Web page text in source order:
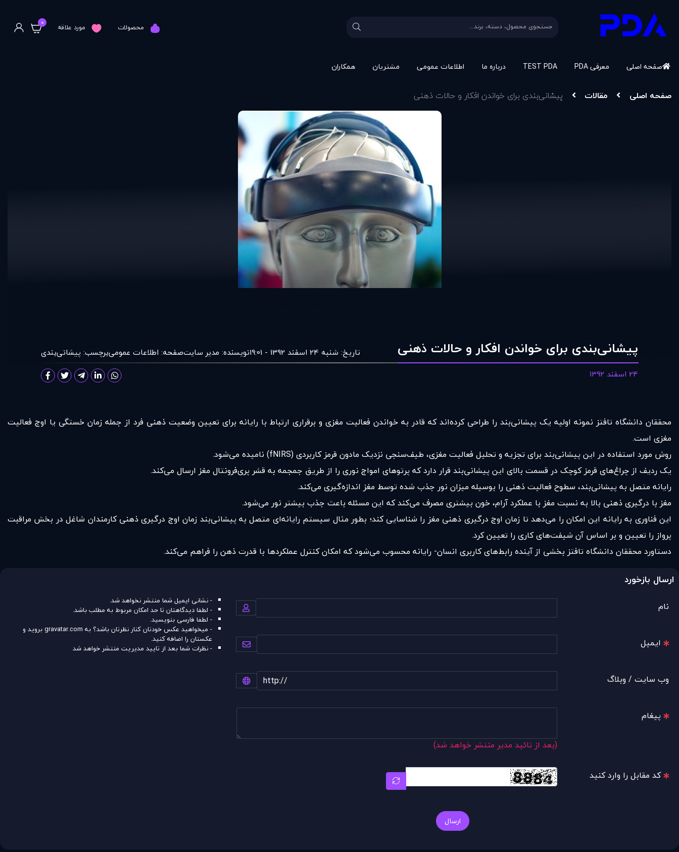
محصولات مورد علاقه 0
صفحه اصلی معرفی PDA TEST PDA درباره ما اطلاعات عمومی مشتريان همکاران
صفحه اصلی مقالات پیشانی‌بندی برای خواندن افکار و حالات ذهنی
پیشانی‌بندی برای خواندن افکار و حالات ذهنی تاریخ: شنبه 24 اسفند 1392 - 19:01 نویسنده: مدير سايتصفحه: اطلاعات عمومیبرچسب: پیشانی‌بندی
24 اسفند 1392
محققان دانشگاه تافتز نمونه اولیه‌ یک پیشانی‌بند را طراحی کرده‌اند که قادر به خواندن فعالیت مغزی و برقراری ارتباط با رایانه برای تعیین وضعیت ذهنی فرد از جمله زمان خستگی یا اوج فعالیت
مغزی است.
روش مورد استفاده در این پیشانی‌بند برای تجزیه و تحلیل فعالیت مغزی، طیف‌سنجی نزدیک مادون قرمز کاربردی (fNIRS) نامیده می‌شود.
یک ردیف از چراغ‌های قرمز کوچک در قسمت بالای این پیشانی‌بند قرار دارد که پرتوهای امواج نوری را از طریق جمجمه به قشر پری‌فرونتال مغز ارسال می‌کند.
رایانه متصل به پیشانی‌بند، سطوح فعالیت ذهنی را بوسیله میزان نور جذب شده توسط مغز اندازه‌گیری می‌کند.
مغز با درگیری ذهنی بالا به نسبت مغز با عملکرد آرام، خون بیشتری مصرف می‌کند که این مسئله باعث جذب بیشتر نور می‌شود.
این فناوری به رایانه این امکان را می‌دهد تا زمان اوج درگیری ذهنی مغز را شناسایی کند؛ بطور مثال سیستم رایانه‌ای متصل به پیشانی‌بند زمان اوج درگیری ذهنی کارمندان شاغل در بخش مراقبت
پرواز را تعیین و بر اساس آن شیفت‌های کاری را تعیین کرد.
دستاورد محققان دانشگاه تافتز بخشی از آینده رابط‌های کاربری انسان- رایانه محسوب می‌شود که امکان کنترل عملکرد‌ها با قدرت ذهن را فراهم می‌کند.
ارسال بازخورد
نام
ایمیل
وب سایت / وبلاگ
پیغام
(بعد از تائید مدیر منتشر خواهد شد)
کد مقابل را وارد کنید
ارسال
- نشانی ایمیل شما منتشر نخواهد شد.
- لطفا دیدگاهتان تا حد امکان مربوط به مطلب باشد.
- لطفا فارسی بنویسید.
- میخواهید عکس خودتان کنار نظرتان باشد؟ به gravatar.comبروید و
عکستان را اضافه کنید.
- نظرات شما بعد از تایید مدیریت منتشر خواهد شد